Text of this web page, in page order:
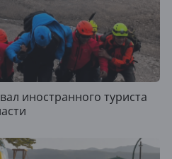
иностранного туриста